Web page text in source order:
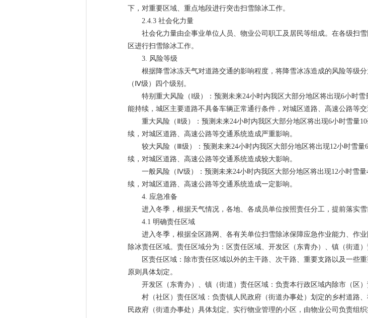
下，对重要区域、重点地段进行突击扫雪除冰工作。
2.4.3 社会化力量
社会化力量由企事业单位人员、物业公司职工及居民等组成。在各级扫
区进行扫雪除冰工作。
3. 风险等级
根据降雪冰冻天气对道路交通的影响程度，将降雪冰冻造成的风险等级
（Ⅳ级）四个级别。
特别重大风险（Ⅰ级）：预测未来24小时内我区大部分地区将出现6小时
能持续，城区主要道路不具备车辆正常通行条件，对城区道路、高速公路等交
重大风险（Ⅱ级）：预测未来24小时内我区大部分地区将出现6小时雪量
续，对城区道路、高速公路等交通系统造成严重影响。
较大风险（Ⅲ级）：预测未来24小时内我区大部分地区将出现12小时雪
续，对城区道路、高速公路等交通系统造成较大影响。
一般风险（Ⅳ级）：预测未来24小时内我区大部分地区将出现12小时雪
续，对城区道路、高速公路等交通系统造成一定影响。
4. 应急准备
进入冬季，根据天气情况，各地、各成员单位按照责任分工，提前落实雪
4.1 明确责任区域
进入冬季，根据全区路网、各有关单位扫雪除冰保障应急作业能力、作
除冰责任区域。责任区域分为：区责任区域、开发区（东青办）、镇（街道
区责任区域：除市责任区域以外的主干路、次干路、重要支路以及一些
原则具体划定。
开发区（东青办）、镇（街道）责任区域：负责本行政区域内除市（区
村（社区）责任区域：负责镇人民政府（街道办事处）划定的乡村道路
民政府（街道办事处）具体划定。实行物业管理的小区，由物业公司负责组织